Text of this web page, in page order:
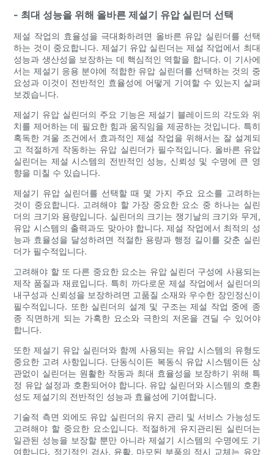
- 최대 성능을 위해 올바른 제설기 유압 실린더 선택
제설 작업의 효율성을 극대화하려면 올바른 유압 실린더를 선택
하는 것이 중요합니다. 제설기 유압 실린더는 제설 작업에서 최대
성능과 생산성을 보장하는 데 핵심적인 역할을 합니다. 이 기사에
서는 제설기 응용 분야에 적합한 유압 실린더를 선택하는 것의 중
요성과 이것이 전반적인 효율성에 어떻게 기여할 수 있는지 살펴
보겠습니다.
제설기 유압 실린더의 주요 기능은 제설기 블레이드의 각도와 위
치를 제어하는 ​​데 필요한 힘과 움직임을 제공하는 것입니다. 특히
혹독한 겨울 조건에서 효과적인 제설 작업을 위해서는 잘 설계되
고 적절하게 작동하는 유압 실린더가 필수적입니다. 올바른 유압
실린더는 제설 시스템의 전반적인 성능, 신뢰성 및 수명에 큰 영
향을 미칠 수 있습니다.
제설기 유압 실린더를 선택할 때 몇 가지 주요 요소를 고려하는
것이 중요합니다. 고려해야 할 가장 중요한 요소 중 하나는 실린
더의 크기와 용량입니다. 실린더의 크기는 쟁기날의 크기와 무게,
유압 시스템의 출력과도 맞아야 합니다. 제설 작업에서 최적의 성
능과 효율성을 달성하려면 적절한 용량과 행정 길이를 갖춘 실린
더가 필수적입니다.
고려해야 할 또 다른 중요한 요소는 유압 실린더 구성에 사용되는
제작 품질과 재료입니다. 특히 까다로운 제설 작업에서 실린더의
내구성과 신뢰성을 보장하려면 고품질 소재와 우수한 장인정신이
필수적입니다. 또한 실린더의 설계 및 구조는 제설 작업 중에 종
종 직면하게 되는 가혹한 요소와 극한의 저온을 견딜 수 있어야
합니다.
또한 제설기 유압 실린더와 함께 사용되는 유압 시스템의 유형도
중요한 고려 사항입니다. 단동식이든 복동식 유압 시스템이든 상
관없이 실린더는 원활한 작동과 최대 효율성을 보장하기 위해 특
정 유압 설정과 호환되어야 합니다. 유압 실린더와 시스템의 호환
성도 제설기의 전반적인 성능과 효율성에 기여합니다.
기술적 측면 외에도 유압 실린더의 유지 관리 및 서비스 가능성도
고려해야 할 중요한 요소입니다. 적절하게 유지관리된 실린더는
일관된 성능을 보장할 뿐만 아니라 제설기 시스템의 수명에도 기
여합니다. 정기적인 검사, 윤활, 마모된 부품의 적시 교체는 유압